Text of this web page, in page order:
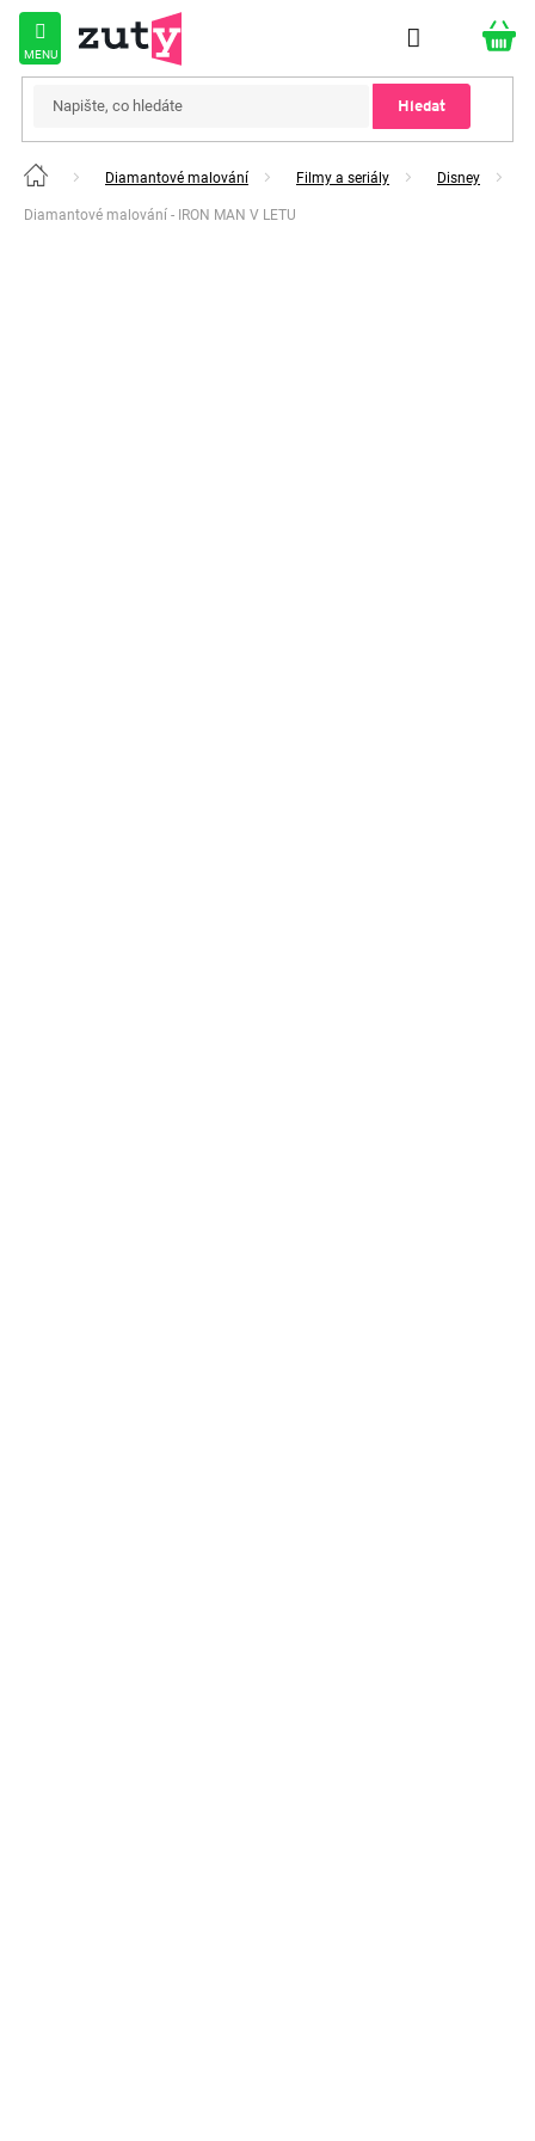
Přejít
obsah
Hledat
Domů Diamantové malování Filmy a seriály Disney
Diamantové malování - IRON MAN V LETU